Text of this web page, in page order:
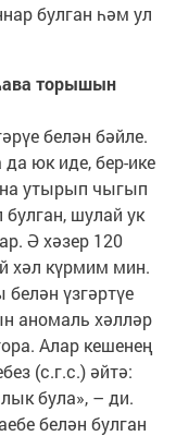
булган һәм ул
торышын
белән бәйле.
юк иде, бер-ике
утырып чыгып
шулай ук
Ә хәзер 120
хәл күрмим мин.
үзгәртүе
аномаль хәлләр
Алар кешенең
(с.г.с.) әйтә:
була», – ди.
белән булган